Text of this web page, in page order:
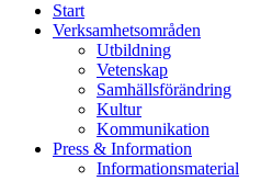
Start
Verksamhetsområden
Utbildning
Vetenskap
Samhällsförändring
Kultur
Kommunikation
Press & Information
Informationsmaterial